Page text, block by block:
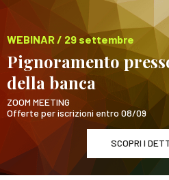
WEBINAR / 29 settembre
Pignoramento
della banca
ZOOM MEETING
Offerte per iscrizioni entro 08/09
SCOPRI I